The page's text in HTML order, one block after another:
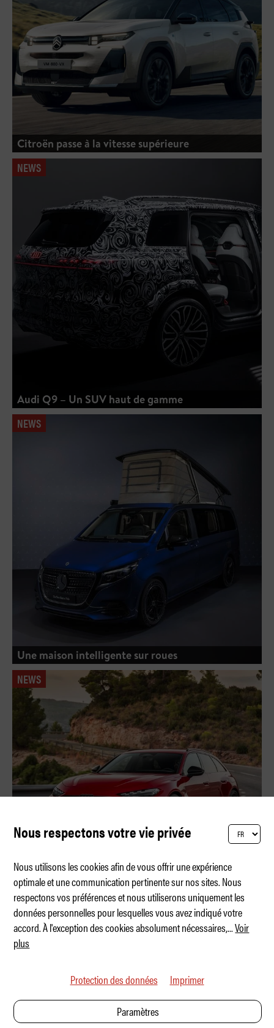
Citroën passe à la vitesse supérieure
NEWS
Audi Q9 – Un SUV haut de gamme
NEWS
Une maison intelligente sur roues
NEWS
Zen et rage
Nous respectons votre vie privée
Nous utilisons les cookies afin de vous offrir une expérience
optimale et une communication pertinente sur nos sites. Nous
respectons vos préférences et nous utiliserons uniquement les
données personnelles pour lesquelles vous avez indiqué votre
accord. À l'exception des cookies absolument nécessaires,...Voir
plus
Protection des données Imprimer
Paramètres